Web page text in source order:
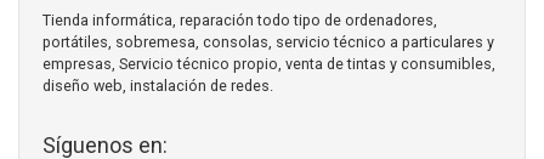
Tienda informática, reparación todo tipo de ordenadores,
portátiles, sobremesa, consolas, servicio técnico a particulares y
empresas, Servicio técnico propio, venta de tintas y consumibles,
diseño web, instalación de redes.
Síguenos en: